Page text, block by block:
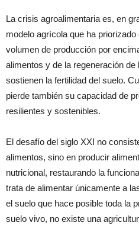
La crisis agroalimentaria es, en
modelo agrícola que ha
volumen de producción por
alimentos y de la regeneración
sostienen la fertilidad del suelo.
pierde también su capacidad de
resilientes y sostenibles.
El desafío del siglo XXI no
alimentos, sino en producir
nutricional, restaurando la
trata de alimentar únicamente a
el suelo que hace posible toda la
suelo vivo, no existe una